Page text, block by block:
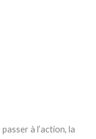
à l’action, la